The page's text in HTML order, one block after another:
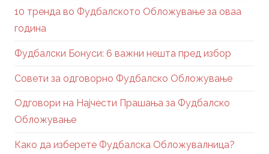
10 тренда во Фудбалското Обложување за оваа
година
Фудбалски Бонуси: 6 важни нешта пред избор
Совети за одговорно Фудбалско Обложување
Одговори на Најчести Прашања за Фудбалско
Обложување
Како да изберете Фудбалска Обложувалница?